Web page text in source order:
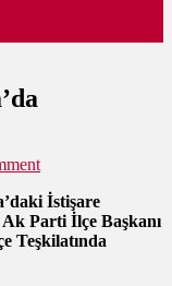
on
ve
Teşkilatı
Antalya’da
İstişare
Ak Parti İlçe Başkanı
Teşkilatında